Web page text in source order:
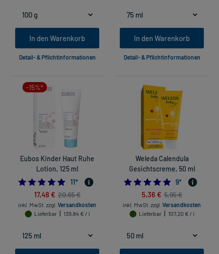
In den Warenkorb
Detail- & Pflichtinformationen
In den Warenkorb
Detail- & Pflichtinformationen
-15%*
Eubos Kinder Haut Ruhe
Lotion, 125 ml
5.0
11*
17,48 € 20,65 €
inkl. MwSt. zzgl. Versandkosten
Lieferbar
139,84 € / l
Weleda Calendula
Gesichtscreme, 50 ml
5.0
9*
5,36 € 5,95 €
inkl. MwSt. zzgl. Versandkosten
Lieferbar
107,20 € / l